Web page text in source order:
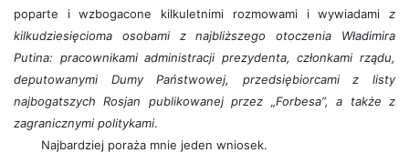
poparte i wzbogacone kilkuletnimi rozmowami i wywiadami z
kilkudziesięcioma osobami z najbliższego otoczenia Władimira
Putina: pracownikami administracji prezydenta, członkami rządu,
deputowanymi Dumy Państwowej, przedsiębiorcami z listy
najbogatszych Rosjan publikowanej przez „Forbesa”, a także z
zagranicznymi politykami.
Najbardziej poraża mnie jeden wniosek.